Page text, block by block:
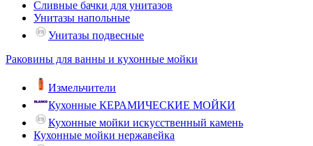
Сливные бачки для унитазов
Унитазы напольные
Унитазы подвесные
Раковины для ванны и кухонные мойки
Измельчители
Кухонные КЕРАМИЧЕСКИЕ МОЙКИ
Кухонные мойки искусственный камень
Кухонные мойки нержавейка